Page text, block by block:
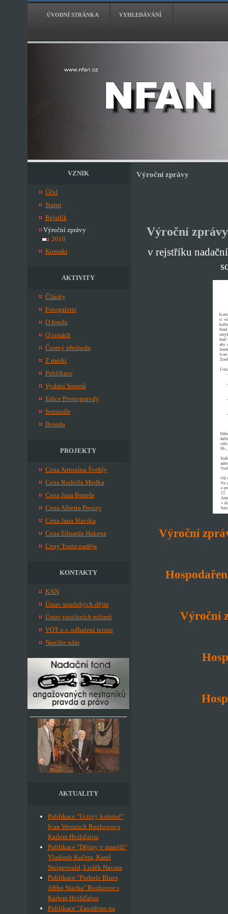
ÚVODNÍ STRÁNKA VYHLEDÁVÁNÍ
VZNIK
Účel
Statut
Rejstřík
Výroční zprávy
2010
Kontakt
AKTIVITY
Články
Fotogalerie
O fondu
O cenách
Čestný předseda
Z médií
Publikace
Vydání Sonetů
Edice Prostopravdy
Semináře
Beseda
PROJEKTY
Cena Antonína Švehly
Cena Rudolfa Medka
Cena Jana Beneše
Cena Alberta Prouzy
Cena Jana Slavíka
Cena Eduarda Hakena
Ceny Torzo naděje
KONTAKTY
KAN
Ústav soudobých dějin
Ústav totalitních režimů
VOT o.s. odhalení teroru
Napište nám
AKTUALITY
Publikace "Uctivý kolotoč"
Ivan Wernisch Rozhovor s
Karlem Hvížďalou
Publikace "Dějiny v manéži"
Vladimír Kučera, Karel
Steigerwald, Luděk Navara
Publikace "Pinhole Blues
Jiřího Stacha" Rozhovor s
Karlem Hvížďalou
Publikace "Zaostřeno na
Výroční zprávy
Výroční
v rejstříku
Výroční
Výroční